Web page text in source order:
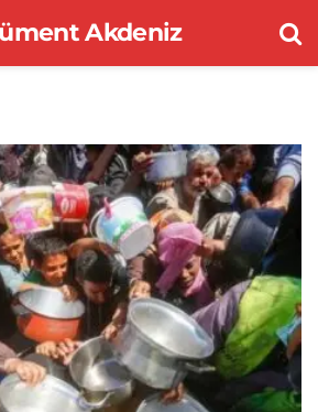
Akdeniz